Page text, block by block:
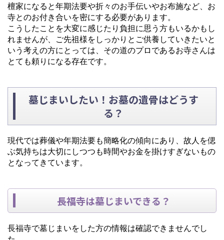
檀家になると年期法要や折々のお手伝いやお布施など、お
寺とのお付き合いを密にする必要があります。
こうしたことを大変に感じたり負担に思う方もいるかもし
れませんが、ご先祖様をしっかりとご供養していきたいと
いう考えの方にとっては、その道のプロであるお寺さんは
とても頼りになる存在です。
墓じまいしたい！お墓の遺骨はどうす
る？
現代では葬儀や年期法要も簡略化の傾向にあり、故人を偲
ぶ気持ちは大切にしつつも時間やお金を掛けすぎないもの
となってきています。
長福寺は墓じまいできる？
長福寺で墓じまいをした方の情報は確認できませんでし